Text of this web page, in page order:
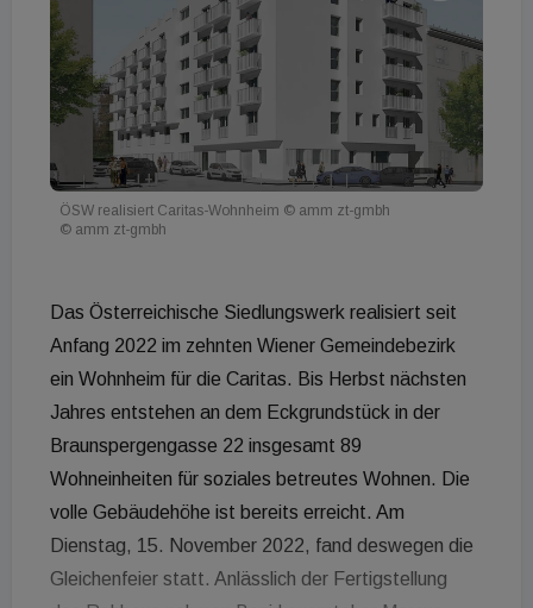
ÖSW realisiert Caritas-Wohnheim © amm zt-gmbh
© amm zt-gmbh
Das Österreichische Siedlungswerk realisiert seit
Anfang 2022 im zehnten Wiener Gemeindebezirk
ein Wohnheim für die Caritas. Bis Herbst nächsten
Jahres entstehen an dem Eckgrundstück in der
Braunspergengasse 22 insgesamt 89
Wohneinheiten für soziales betreutes Wohnen. Die
volle Gebäudehöhe ist bereits erreicht. Am
Dienstag, 15. November 2022, fand deswegen die
Gleichenfeier statt. Anlässlich der Fertigstellung